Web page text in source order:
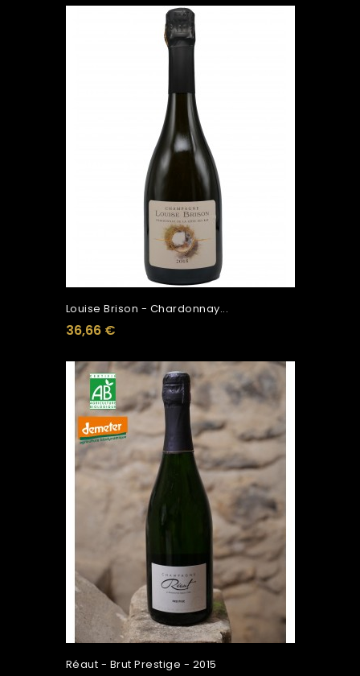
Louise Brison - Chardonnay...
36,66 €
Réaut - Brut Prestige - 2015